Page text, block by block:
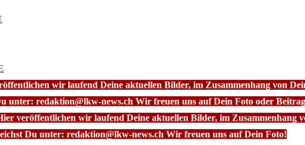
wir laufend Deine aktuellen Bilder, im Zusammenhang von
unter: redaktion@lkw-news.ch Wir freuen uns auf Dein Foto oder
veröffentlichen wir laufend Deine aktuellen Bilder, im
Du unter: redaktion@lkw-news.ch Wir freuen uns auf Dein Foto!